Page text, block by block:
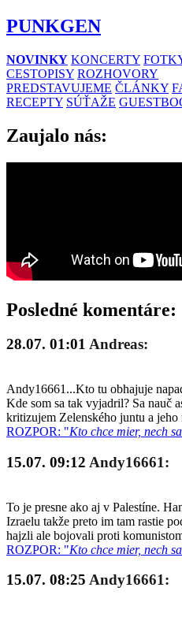
PUNKGEN
NOVINKY KONCERTY
CESTOPISY ROZHOVORY
PREDSTAVUJEME ČLÁNKY
RECEPTY SÚŤAŽE
Zaujalo nás:
Posledné komentáre:
28.07. 01:01 Andreas:
Andy16661...Kto tu obhajuje
Kde som sa tak vyjadril? Sa nauč
kritizujem Zelenského juntu a
ROZPOR: "Kto chce mier, nech
15.07. 09:12 Andy16661:
To je presne ako aj v Palestíne.
Izraelu takže preto im tam rastie
hajzli ale bojovali proti
ROZPOR: "Kto chce mier, nech
15.07. 08:25 Andy16661: